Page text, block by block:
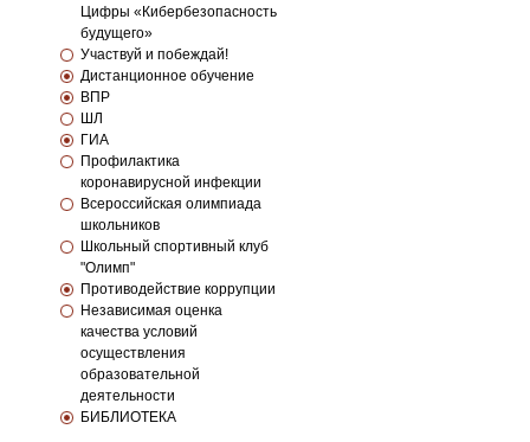
Цифры «Кибербезопасность
будущего»
Участвуй и побеждай!
Дистанционное обучение
ВПР
ШЛ
ГИА
Профилактика
коронавирусной инфекции
Всероссийская олимпиада
школьников
Школьный спортивный клуб
"Олимп"
Противодействие коррупции
Независимая оценка
качества условий
осуществления
образовательной
деятельности
БИБЛИОТЕКА